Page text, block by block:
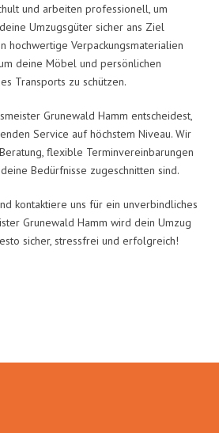
und arbeiten professionell, um
Umzugsgüter sicher ans Ziel
hochwertige Verpackungsmaterialien
deine Möbel und persönlichen
Transports zu schützen.
Grunewald Hamm entscheidest,
Service auf höchstem Niveau. Wir
flexible Terminvereinbarungen
Bedürfnisse zugeschnitten sind.
kontaktiere uns für ein unverbindliches
Grunewald Hamm wird dein Umzug
sicher, stressfrei und erfolgreich!